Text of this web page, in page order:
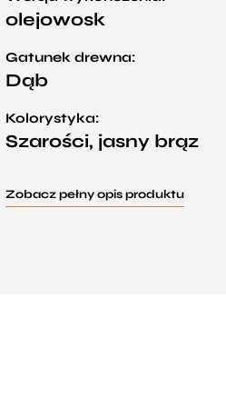
olejowosk
Gatunek drewna:
Dąb
Kolorystyka:
Szarości, jasny brąz
Zobacz pełny opis produktu